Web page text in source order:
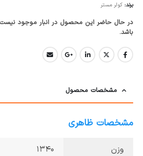
برند: کولر مستر
در حال حاضر این محصول در انبار موجود
باشد.
مشخصات محصول
مشخصات ظاهری
وزن ۱۳۴۰